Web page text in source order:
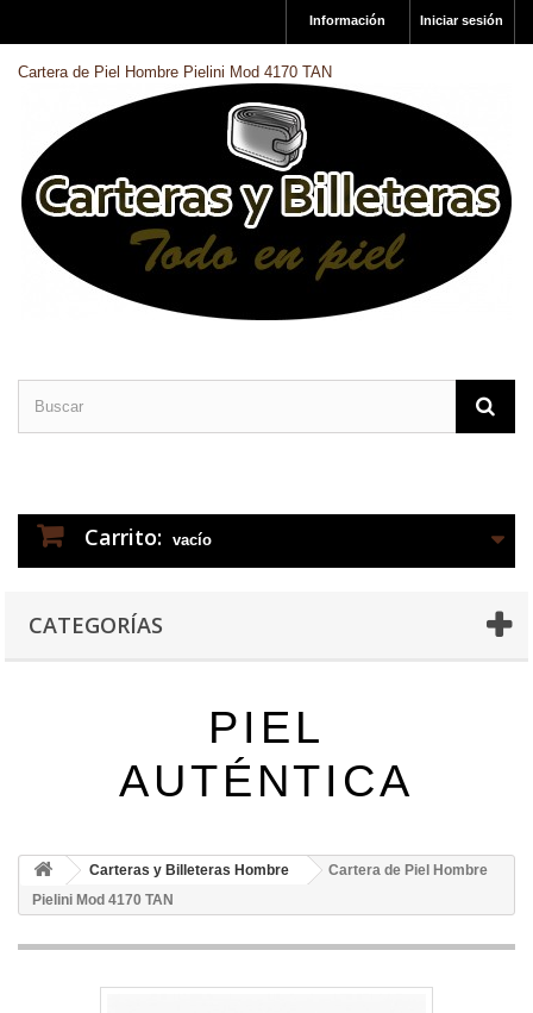
Iniciar sesión
Información
Cartera de Piel Hombre Pielini Mod 4170 TAN
Carrito: vacío
CATEGORÍAS
PIEL
AUTÉNTICA
Carteras y Billeteras Hombre
Cartera de Piel Hombre
Pielini Mod 4170 TAN